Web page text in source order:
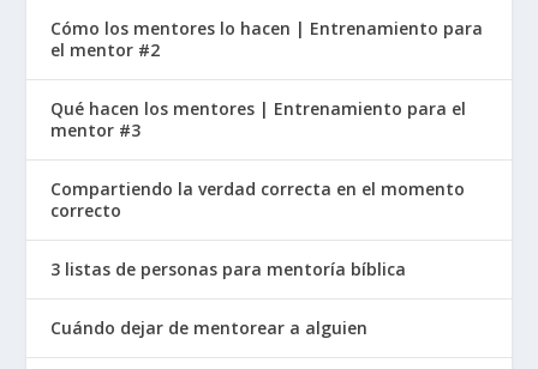
Cómo los mentores lo hacen | Entrenamiento para
el mentor #2
Qué hacen los mentores | Entrenamiento para el
mentor #3
Compartiendo la verdad correcta en el momento
correcto
3 listas de personas para mentoría bíblica
Cuándo dejar de mentorear a alguien